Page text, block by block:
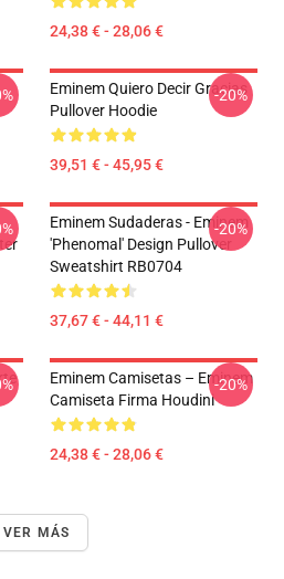
24,38 € - 28,06 €
Eminem Quiero Decir Gracias
Pullover Hoodie
39,51 € - 45,95 €
-20%
Eminem Sudaderas - Eminem
'Phenomal' Design Pullover
Sweatshirt RB0704
37,67 € - 44,11 €
-20%
Eminem Camisetas – Eminem
Camiseta Firma Houdini
24,38 € - 28,06 €
-20%
VER MÁS